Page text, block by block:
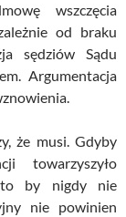
wszczęcia
od braku
sędziów Sądu
Argumentacja
że musi. Gdyby
towarzyszyło
to by nigdy nie
nie powinien